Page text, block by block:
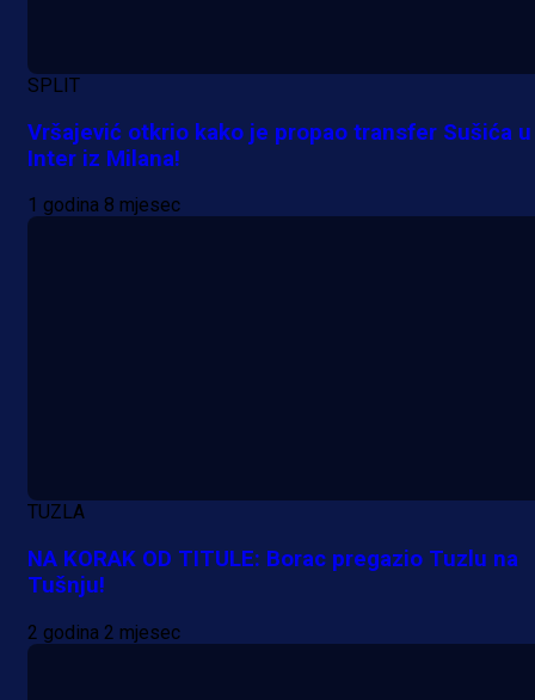
SPLIT
Vršajević otkrio kako je propao transfer Sušića u
Inter iz Milana!
1 godina 8 mjesec
TUZLA
NA KORAK OD TITULE: Borac pregazio Tuzlu na
Tušnju!
2 godina 2 mjesec